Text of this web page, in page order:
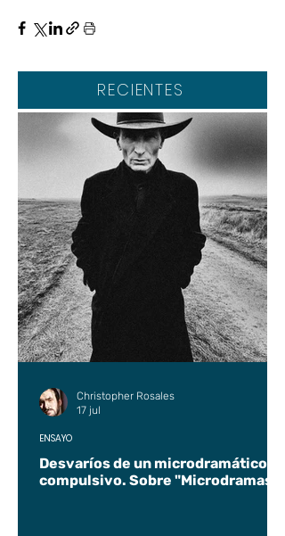
RECIENTES
Desvaríos de un microdramático
compulsivo. Sobre "Microdramas".
ENSAYO
Christopher Rosales
17 jul